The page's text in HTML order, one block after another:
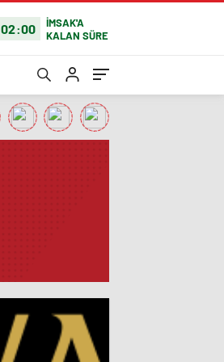
02:00
İMSAK'A
KALAN SÜRE